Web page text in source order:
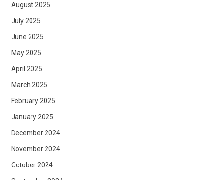
August 2025
July 2025
June 2025
May 2025
April 2025
March 2025
February 2025
January 2025
December 2024
November 2024
October 2024